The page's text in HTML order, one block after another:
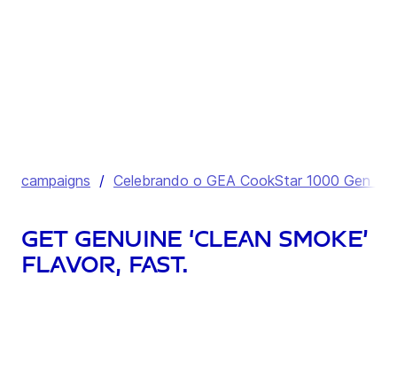
campaigns / Celebrando o GEA CookStar 1000 Gen 3 |
Get genuine ‘clean smoke’
flavor, fast.